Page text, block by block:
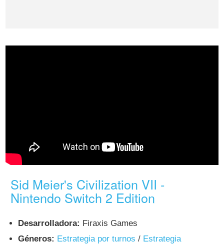
Sid Meier's Civilization VII -
Nintendo Switch 2 Edition
Desarrolladora: Firaxis Games
Géneros: Estrategia por turnos / Estrategia